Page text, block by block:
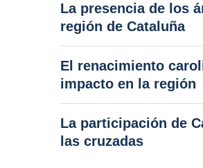
La presencia de los
región de Cataluña
El renacimiento
impacto en la región
La participación de
las cruzadas